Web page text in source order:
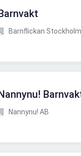
Barnflickan
Nannynu! AB